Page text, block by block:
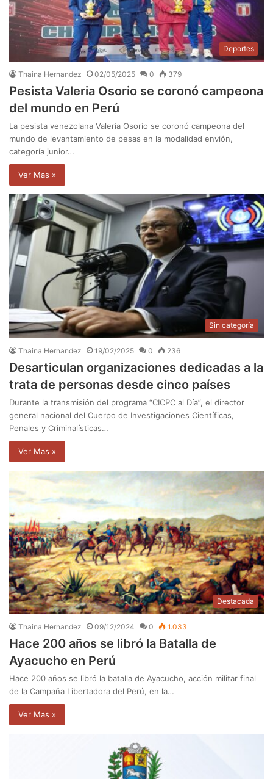
Deportes
Thaina Hernandez 02/05/2025 0 379
Pesista Valeria Osorio se coronó campeona
del mundo en Perú
La pesista venezolana Valeria Osorio se coronó campeona del
mundo de levantamiento de pesas en la modalidad envión,
categoría junior…
Ver Mas »
Sin categoría
Thaina Hernandez 19/02/2025 0 236
Desarticulan organizaciones dedicadas a la
trata de personas desde cinco países
Durante la transmisión del programa “CICPC al Día”, el director
general nacional del Cuerpo de Investigaciones Científicas,
Penales y Criminalísticas…
Ver Mas »
Destacada
Thaina Hernandez 09/12/2024 0 1.033
Hace 200 años se libró la Batalla de
Ayacucho en Perú
Hace 200 años se libró la batalla de Ayacucho, acción militar final
de la Campaña Libertadora del Perú, en la…
Ver Mas »